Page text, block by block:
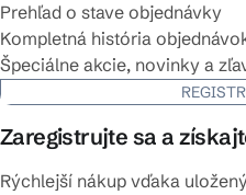
Prehľad o stave objednávky
Kompletná história
Špeciálne akcie, novinky a
Zaregistrujte sa a
Rýchlejší nákup vďaka